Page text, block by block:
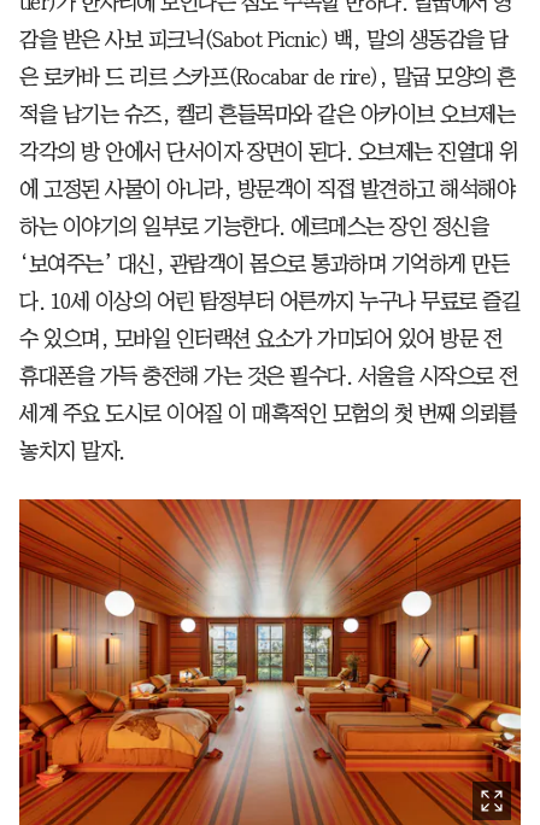
감을 받은 사보 피크닉(Sabot Picnic) 백, 말의 생동감을 담
은 로카바 드 리르 스카프(Rocabar de rire), 말굽 모양의 흔
적을 남기는 슈즈, 켈리 흔들목마와 같은 아카이브 오브제는
각각의 방 안에서 단서이자 장면이 된다. 오브제는 진열대 위
에 고정된 사물이 아니라, 방문객이 직접 발견하고 해석해야
하는 이야기의 일부로 기능한다. 에르메스는 장인 정신을
‘보여주는’ 대신, 관람객이 몸으로 통과하며 기억하게 만든
다. 10세 이상의 어린 탐정부터 어른까지 누구나 무료로 즐길
수 있으며, 모바일 인터랙션 요소가 가미되어 있어 방문 전
휴대폰을 가득 충전해 가는 것은 필수다. 서울을 시작으로 전
세계 주요 도시로 이어질 이 매혹적인 모험의 첫 번째 의뢰를
놓치지 말자.